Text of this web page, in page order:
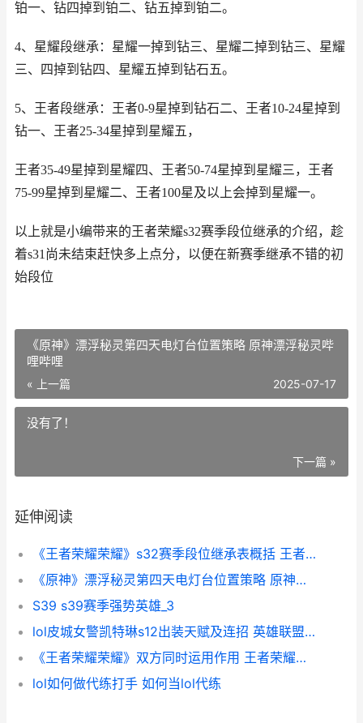
铂一、钻四掉到铂二、钻五掉到铂二。
4、星耀段继承：星耀一掉到钻三、星耀二掉到钻三、星耀
三、四掉到钻四、星耀五掉到钻石五。
5、王者段继承：王者0-9星掉到钻石二、王者10-24星掉到
钻一、王者25-34星掉到星耀五，
王者35-49星掉到星耀四、王者50-74星掉到星耀三，王者
75-99星掉到星耀二、王者100星及以上会掉到星耀一。
以上就是小编带来的王者荣耀s32赛季段位继承的介绍，趁
着s31尚未结束赶快多上点分，以便在新赛季继承不错的初
始段位
《原神》漂浮秘灵第四天电灯台位置策略 原神漂浮秘灵哔
哩哔哩
« 上一篇 2025-07-17
没有了！
下一篇 »
延伸阅读
《王者荣耀荣耀》s32赛季段位继承表概括 王者荣耀荣耀之章
《原神》漂浮秘灵第四天电灯台位置策略 原神漂浮秘灵哔哩哔哩
S39 s39赛季强势英雄_3
lol皮城女警凯特琳s12出装天赋及连招 英雄联盟皮城女特警技能介绍
《王者荣耀荣耀》双方同时运用作用 王者荣耀荣耀黄金是什么段位
lol如何做代练打手 如何当lol代练